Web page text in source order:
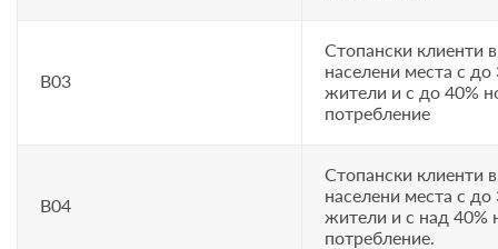
B03
Стопански клиенти в
населени места с до
жители и с до 40%
потребление
B04
Стопански клиенти в
населени места с до
жители и с над 40%
потребление.